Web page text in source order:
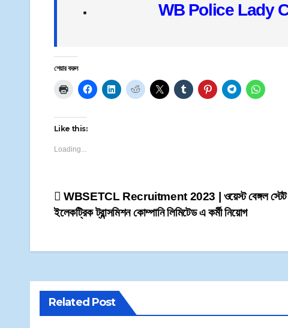
WB Police Lady
শেয়ার করুন
Like this:
Loading...
WBSETCL Recruitment 2023 | ওয়েস্ট বেঙ্গল স্টেট
ইলেকট্রিক ট্রান্সমিশন কোম্পানি লিমিটেড এ কর্মী নিয়োগ
Related Post